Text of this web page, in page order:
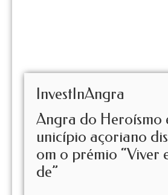
InvestInAngra
Angra do Heroísmo
unicípio açoriano
om o prémio “Viver
de”